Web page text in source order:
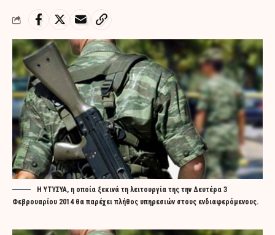
Η ΥΤΥΣΥΑ, η οποία ξεκινά τη λειτουργία της την Δευτέρα 3
Φεβρουαρίου 2014 θα παρέχει πλήθος υπηρεσιών στους ενδιαφερόμενους.